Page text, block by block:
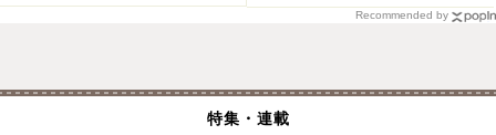
Recommended by
特集・連載